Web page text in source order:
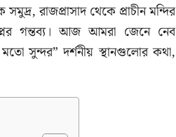
রাজপ্রাসাদ থেকে প্রাচীন মন্দির
গন্তব্য। আজ আমরা জেনে নেব
মতো সুন্দর” দর্শনীয় স্থানগুলোর কথা,